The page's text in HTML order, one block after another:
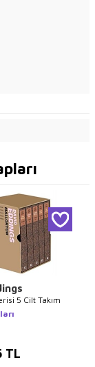
5 Cilt Takım
TL